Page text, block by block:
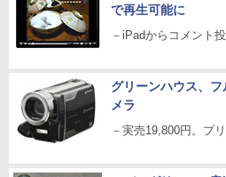
で再生可能に
－iPadからコメント
グリーンハウス、
メラ
－実売19,800円。プ